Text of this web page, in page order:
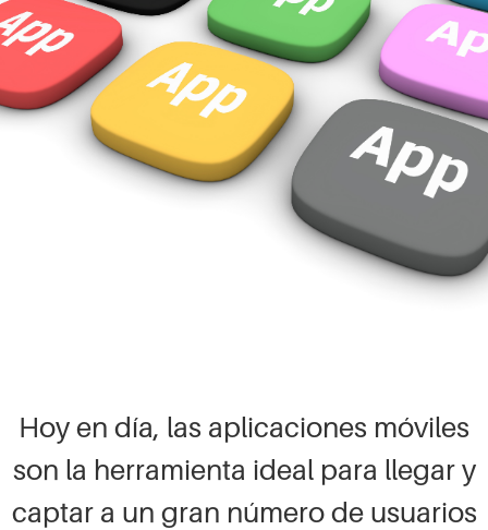
Hoy en día, las aplicaciones móviles
son la herramienta ideal para llegar y
captar a un gran número de usuarios